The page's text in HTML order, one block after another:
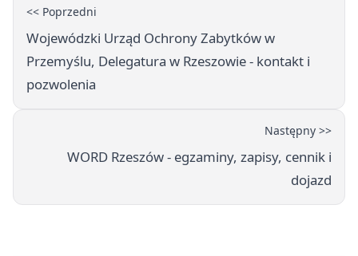
<< Poprzedni
Wojewódzki Urząd Ochrony Zabytków w
Przemyślu, Delegatura w Rzeszowie - kontakt i
pozwolenia
Następny >>
WORD Rzeszów - egzaminy, zapisy, cennik i
dojazd